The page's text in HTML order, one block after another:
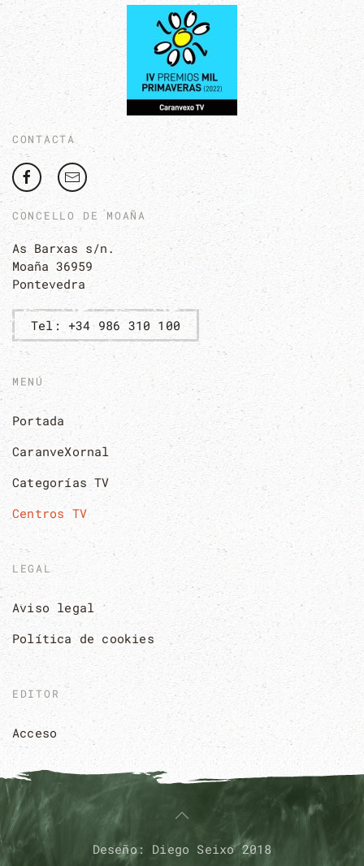
CONTACTA
CONCELLO DE MOAÑA
As Barxas s/n.
Moaña 36959
Pontevedra
Tel: +34 986 310 100
MENÚ
Portada
CaranveXornal
Categorías TV
Centros TV
LEGAL
Aviso legal
Política de cookies
EDITOR
Acceso
Deseño: Diego Seixo 2018